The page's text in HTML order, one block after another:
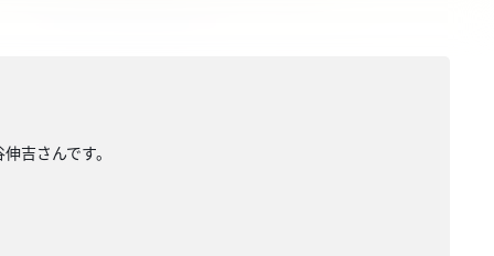
吉さんです。